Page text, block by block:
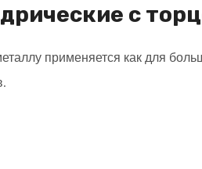
с
применяется как для